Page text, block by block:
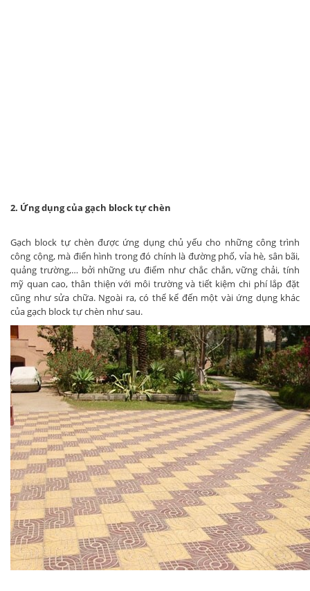
2. Ứng dụng của gạch block tự chèn
Gạch block tự chèn được ứng dụng chủ yếu cho những công trình
công cộng, mà điển hình trong đó chính là đường phố, vỉa hè, sân bãi,
quảng trường,… bởi những ưu điểm như chắc chắn, vững chải, tính
mỹ quan cao, thân thiện với môi trường và tiết kiệm chi phí lắp đặt
cũng như sửa chữa. Ngoài ra, có thể kể đến một vài ứng dụng khác
của gạch block tự chèn như sau.